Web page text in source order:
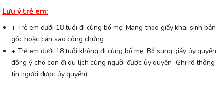
Lưu ý trẻ em:
+ Trẻ em dưới 18 tuổi đi cùng bố mẹ: Mang theo giấy khai sinh bản
gốc hoặc bản sao công chứng
+ Trẻ em dưới 18 tuổi không đi cùng bố mẹ: Bổ sung giấy ủy quyền
đồng ý cho con đi du lịch cùng người được ủy quyền (Ghi rõ thông
tin người được ủy quyền)